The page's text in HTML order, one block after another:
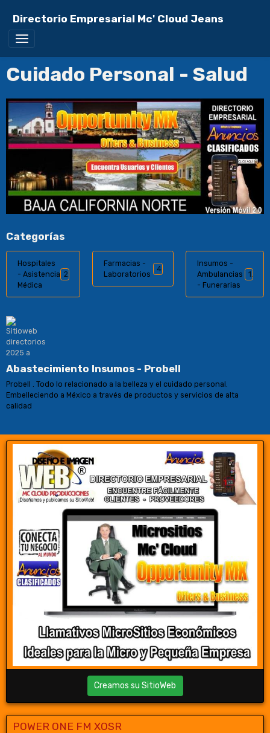
Directorio Empresarial Mc' Cloud Jeans
Cuidado Personal - Salud
Categorías
Hospitales
- Asistencia
Médica
Farmacias -
Laboratorios
4
Insumos -
Ambulancias
- Funerarias
1
Abastecimiento Insumos - Probell
Probell . Todo lo relacionado a la belleza y el cuidado personal.
Embelleciendo a México a través de productos y servicios de alta
calidad
Creamos su SitioWeb
POWER ONE FM XOSR